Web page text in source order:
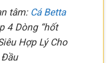
tâm: Cá Betta
4 Dòng “hốt
Hợp Lý Cho